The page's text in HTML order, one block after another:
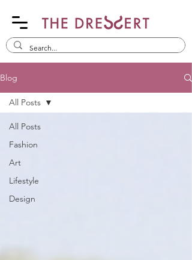
Blog
All Posts
Fashion
Art
Lifestyle
Design
All Posts